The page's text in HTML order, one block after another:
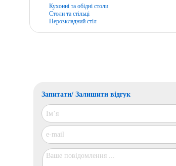
Кухонні та обідні столи
Столи та стільці
Нерозкладний стіл
Запитати/ Залишити відгук